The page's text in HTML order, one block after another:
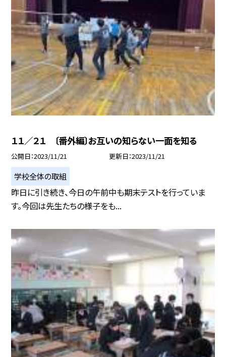
１１／２１ 〔番外編〕お互いの知らない一面を知る
公開日 2023/11/21 更新日 2023/11/21
学校全体の取組
昨日に引き続き、今日の午前中も期末テストを行っていま
す。今回は先生たちの様子をも...